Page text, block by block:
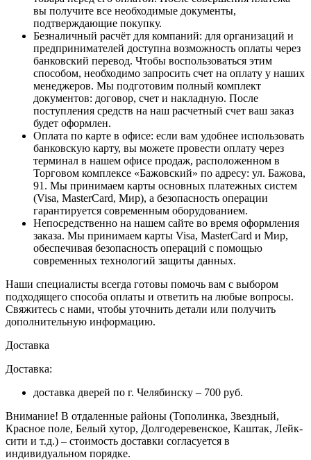
вы получите все необходимые документы,
подтверждающие покупку.
Безналичный расчёт для компаний: для организаций и
предпринимателей доступна возможность оплаты через
банковский перевод. Чтобы воспользоваться этим
способом, необходимо запросить счет на оплату у наших
менеджеров. Мы подготовим полный комплект
документов: договор, счет и накладную. После
поступления средств на наш расчетный счет ваш заказ
будет оформлен.
Оплата по карте в офисе: если вам удобнее использовать
банковскую карту, вы можете провести оплату через
терминал в нашем офисе продаж, расположенном в
Торговом комплексе «Бажовский» по адресу: ул. Бажова,
91. Мы принимаем карты основных платежных систем
(Visa, MasterCard, Мир), а безопасность операции
гарантируется современным оборудованием.
Непосредственно на нашем сайте во время оформления
заказа. Мы принимаем карты Visa, MasterCard и Мир,
обеспечивая безопасность операций с помощью
современных технологий защиты данных.
Наши специалисты всегда готовы помочь вам с выбором
подходящего способа оплаты и ответить на любые вопросы.
Свяжитесь с нами, чтобы уточнить детали или получить
дополнительную информацию.
Доставка
Доставка:
доставка дверей по г. Челябинску – 700 руб.
Внимание! В отдаленные районы (Тополинка, Звездный,
Красное поле, Белый хутор, Долгодеревенское, Каштак, Лейк-
сити и т.д.) – стоимость доставки согласуется в
индивидуальном порядке.